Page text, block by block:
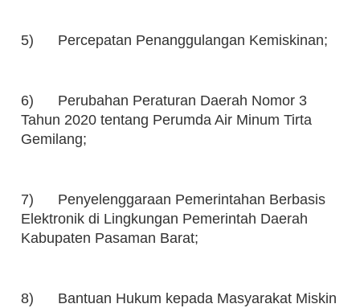
5) Percepatan Penanggulangan Kemiskinan;
6) Perubahan Peraturan Daerah Nomor 3
Tahun 2020 tentang Perumda Air Minum Tirta
Gemilang;
7) Penyelenggaraan Pemerintahan Berbasis
Elektronik di Lingkungan Pemerintah Daerah
Kabupaten Pasaman Barat;
8) Bantuan Hukum kepada Masyarakat Miskin